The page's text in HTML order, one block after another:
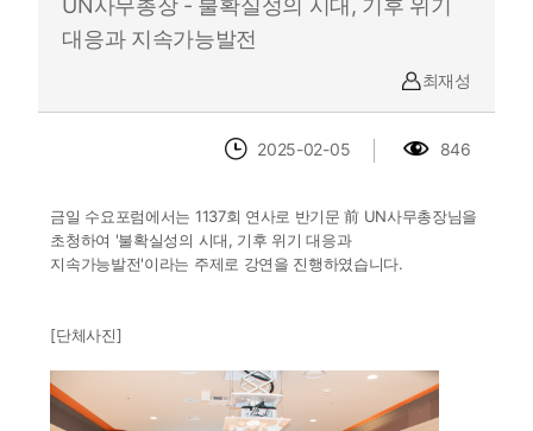
UN사무총장 - 불확실성의 시대, 기후 위기
대응과 지속가능발전
최재성
2025-02-05 846
금일 수요포럼에서는 1137회 연사로 반기문 前 UN사무총장님을
초청하여 '불확실성의 시대, 기후 위기 대응과
지속가능발전'이라는 주제로 강연을 진행하였습니다.
[단체사진]